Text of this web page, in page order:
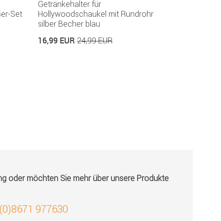
Set
Getränkehalter für
Hollywoodschaukel mit Rundrohr
silber Becher blau
16,99 EUR 24,99 EUR
oder möchten Sie mehr über unsere Produkte
977630